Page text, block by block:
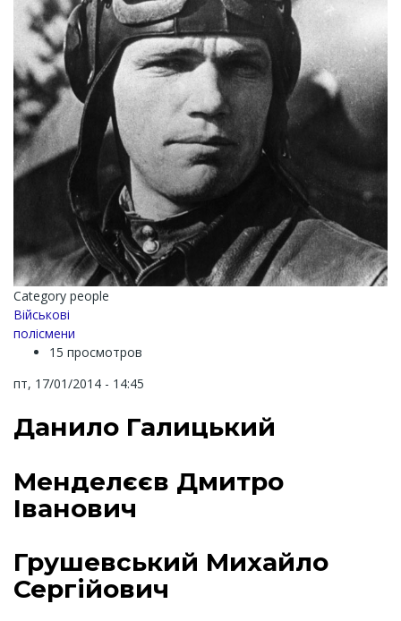
Category people
Військові
полісмени
15 просмотров
пт, 17/01/2014 - 14:45
Данило Галицький
Менделєєв Дмитро
Іванович
Грушевський Михайло
Сергійович